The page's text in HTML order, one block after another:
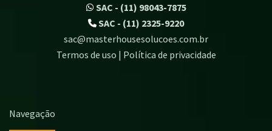
SAC - (11) 98043-7875
SAC - (11) 2325-9220
sac@masterhousesolucoes.com.br
Termos de uso | Política de privacidade
Navegação